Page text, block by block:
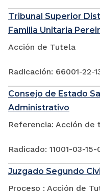
Tribunal Superior
Familia Unitaria
Acción de Tutela
Radicación: 66001-22-
Consejo de Estado
Administrativo
Referencia: Acción de
Radicado: 11001-03-
Juzgado Segundo
Proceso : Acción de